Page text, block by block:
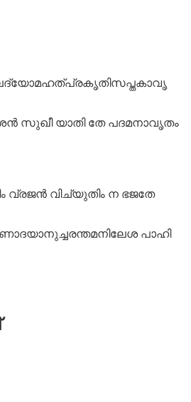
സുഖീ യാതി തേ പദമനാവൃതം
വ്രജൻ വിച്യുതിം ന ഭജതേ
പാഹി